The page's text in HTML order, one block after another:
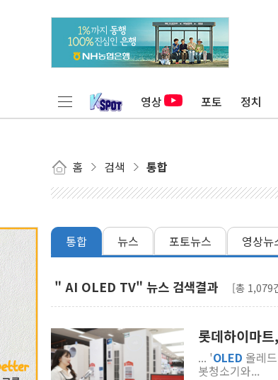
영상 포토 정치
홈 검색 통합
통합 뉴스 포토뉴스 영상뉴
" AI OLED TV" 뉴스 검색결과 [총 1,079
롯데하이마
... 'OLED 올레
봇청소기와...